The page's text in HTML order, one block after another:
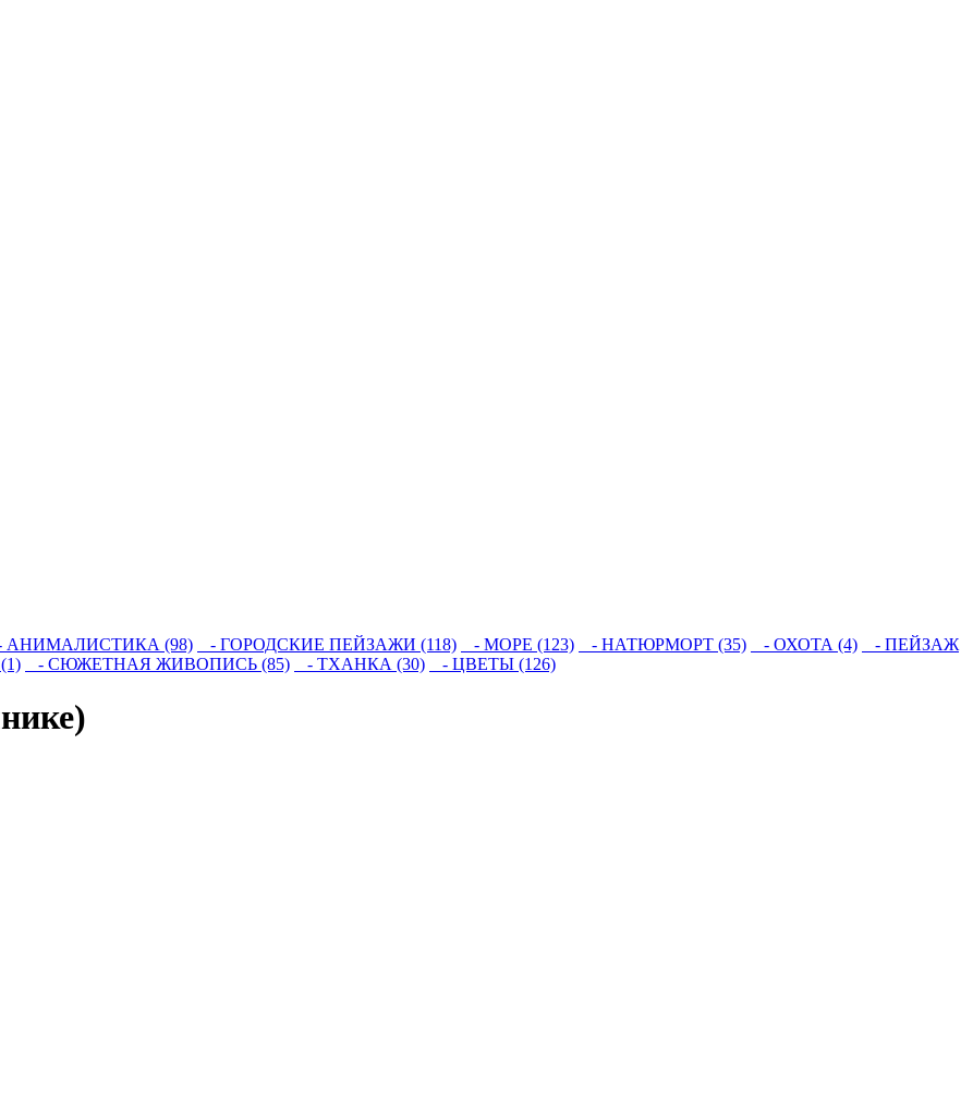
АНИМАЛИСТИКА (98) - ГОРОДСКИЕ ПЕЙЗАЖИ (118) - МОРЕ (123) - НАТЮРМОРТ (35) - ОХОТА (4)
- ПЕЙЗАЖ
- СЮЖЕТНАЯ ЖИВОПИСЬ (85) - ТХАНКА (30) - ЦВЕТЫ (126)